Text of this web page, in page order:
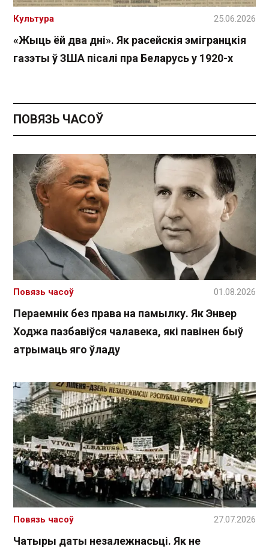
«Жыць ёй два дні». Як расейскія эмігранцкія
газэты ў ЗША пісалі пра Беларусь у 1920-х
Культура 25.06.2026
ПОВЯЗЬ ЧАСОЎ
Пераемнік без права на памылку. Як Энвер
Ходжа пазбавіўся чалавека, які павінен быў
атрымаць яго ўладу
Повязь часоў 01.08.2026
Чатыры даты незалежнасьці. Як не
Повязь часоў 27.07.2026